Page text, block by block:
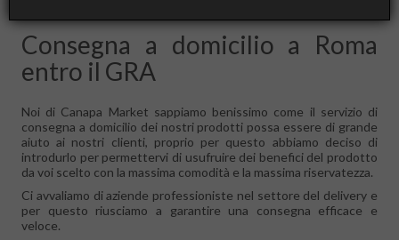
Consegna a domicilio a Roma
entro il GRA
Noi di Canapa Market sappiamo benissimo come il servizio di
consegna a domicilio dei nostri prodotti possa essere di grande
aiuto ai nostri clienti, proprio per questo abbiamo deciso di
introdurlo per permettervi di usufruire dei benefici del prodotto
da voi scelto con la massima comodità e la massima riservatezza.
Ci avvaliamo di aziende professioniste nel settore del delivery e
per questo riusciamo a garantire una consegna efficace e
veloce.